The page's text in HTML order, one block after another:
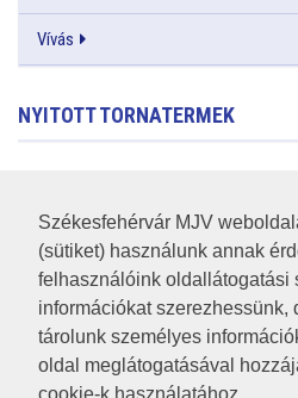
Székesfehérvár MJV
(sütiket) használunk annak
felhasználóink oldallátogatási
információkat szerezhessünk,
tárolunk személyes
oldal meglátogatásával
Vívás
NYITOTT TORNATERMEK
RSS
A HONLAP 2017.03.31-I ÁLLAPOTA
JOGI NYILATKOZAT
IMPRESSZUM